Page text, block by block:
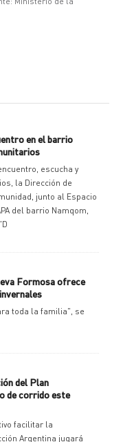
en el barrio
escucha y
la Dirección de
junto al Espacio
del barrio Namqom,
Formosa ofrece
toda la familia", se
del Plan
de corrido este
facilitar la
Argentina jugará